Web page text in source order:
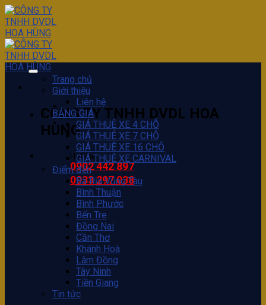
Skip
to
content
CÔNG TY TNHH DVDL HOA
HÙNG
Hotline
0902 442 897
0933 297 038
Trang chủ
Giới thiệu
Liên hệ
BẢNG GIÁ
GIÁ THUÊ XE 4 CHỖ
GIÁ THUÊ XE 7 CHỖ
GIÁ THUÊ XE 16 CHỖ
GIÁ THUÊ XE CARNIVAL
Điểm đến
Bà Rịa Vũng Tàu
Bình Thuận
Bình Phước
Bến Tre
Đồng Nai
Cần Thơ
Khánh Hoà
Lâm Đồng
Tây Ninh
Tiền Giang
Tin tức